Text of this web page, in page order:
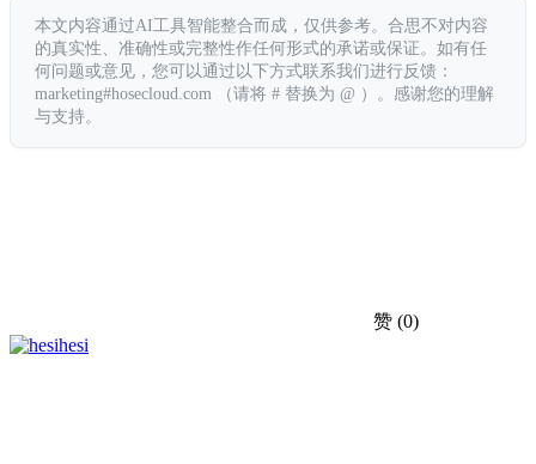
本文内容通过AI工具智能整合而成，仅供参考。合思不对内容
的真实性、准确性或完整性作任何形式的承诺或保证。如有任
何问题或意见，您可以通过以下方式联系我们进行反馈：
marketing#hosecloud.com （请将 # 替换为 @ ）。感谢您的理解
与支持。
赞 (0)
hesi